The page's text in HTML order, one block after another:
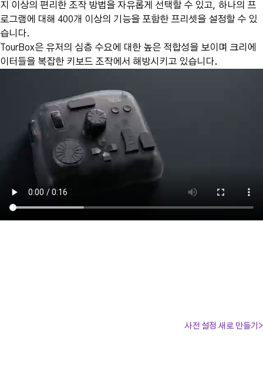
지 이상의 편리한 조작 방법을 자유롭게 선택할 수 있고, 하나의 프
로그램에 대해 400개 이상의 기능을 포함한 프리셋을 설정할 수 있
습니다.
TourBox은 유저의 심층 수요에 대한 높은 적합성을 보이며 크리에
이터들을 복잡한 키보드 조작에서 해방시키고 있습니다.
사전 설정 새로 만들기 >